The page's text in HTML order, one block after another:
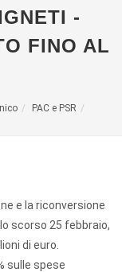
-
FINO AL
PAC e PSR
e la riconversione
scorso 25 febbraio,
di euro.
sulle spese